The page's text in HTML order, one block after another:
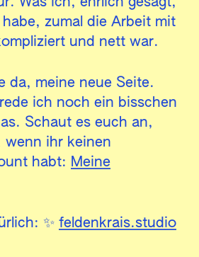
habe, zumal die Arbeit mit
und nett war.
da, meine neue Seite.
ich noch ein bisschen
Schaut es euch an,
wenn ihr keinen
habt: Meine
✨ feldenkrais.studio